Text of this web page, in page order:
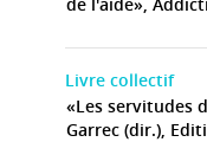
Livre collectif
«Les servitudes
Garrec (dir.),